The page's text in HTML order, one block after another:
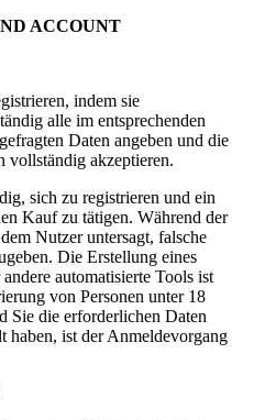
ACCOUNT
indem sie
alle im entsprechenden
Daten angeben und die
vollständig akzeptieren.
sich zu registrieren und ein
Kauf zu tätigen. Während der
Nutzer untersagt, falsche
Die Erstellung eines
automatisierte Tools ist
von Personen unter 18
Sie die erforderlichen Daten
haben, ist der Anmeldevorgang